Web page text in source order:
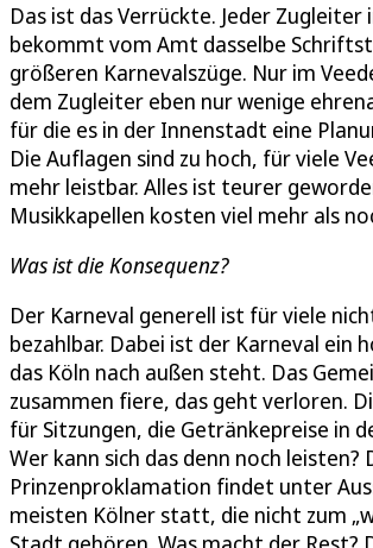
Das ist das Verrückte. Jeder Zugleiter
bekommt vom Amt dasselbe
größeren Karnevalszüge. Nur im
dem Zugleiter eben nur wenige
für die es in der Innenstadt eine
Die Auflagen sind zu hoch, für viele
mehr leistbar. Alles ist teurer
Musikkapellen kosten viel mehr als
Was ist die Konsequenz?
Der Karneval generell ist für viele
bezahlbar. Dabei ist der Karneval ein
das Köln nach außen steht. Das
zusammen fiere, das geht verloren.
für Sitzungen, die Getränkepreise in
Wer kann sich das denn noch leisten?
Prinzenproklamation findet unter
meisten Kölner statt, die nicht zum